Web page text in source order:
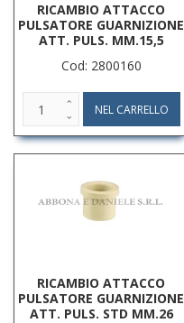
RICAMBIO ATTACCO
PULSATORE GUARNIZIONE
ATT. PULS. MM.15,5
Cod: 2800160
RICAMBIO ATTACCO
PULSATORE GUARNIZIONE
ATT. PULS. STD MM.26